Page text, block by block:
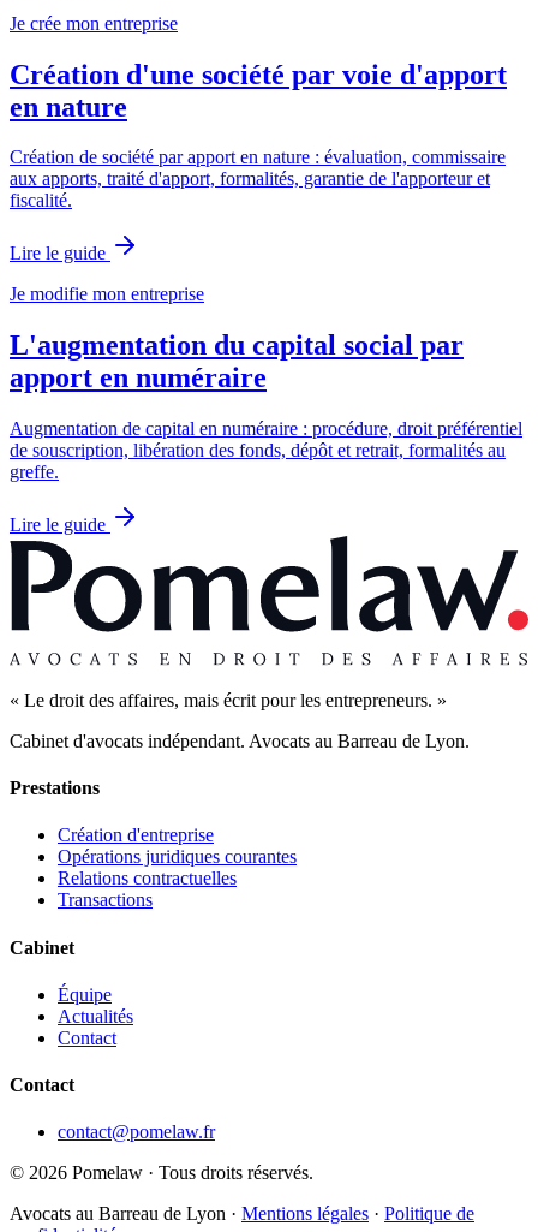
Je crée mon entreprise
Création d'une société par voie d'apport
en nature
Création de société par apport en nature : évaluation, commissaire
aux apports, traité d'apport, formalités, garantie de l'apporteur et
fiscalité.
Lire le guide
Je modifie mon entreprise
L'augmentation du capital social par
apport en numéraire
Augmentation de capital en numéraire : procédure, droit préférentiel
de souscription, libération des fonds, dépôt et retrait, formalités au
greffe.
Lire le guide
« Le droit des affaires, mais écrit pour les entrepreneurs. »
Cabinet d'avocats indépendant. Avocats au Barreau de Lyon.
Prestations
Création d'entreprise
Opérations juridiques courantes
Relations contractuelles
Transactions
Cabinet
Équipe
Actualités
Contact
Contact
contact@pomelaw.fr
© 2026 Pomelaw · Tous droits réservés.
Avocats au Barreau de Lyon · Mentions légales · Politique de